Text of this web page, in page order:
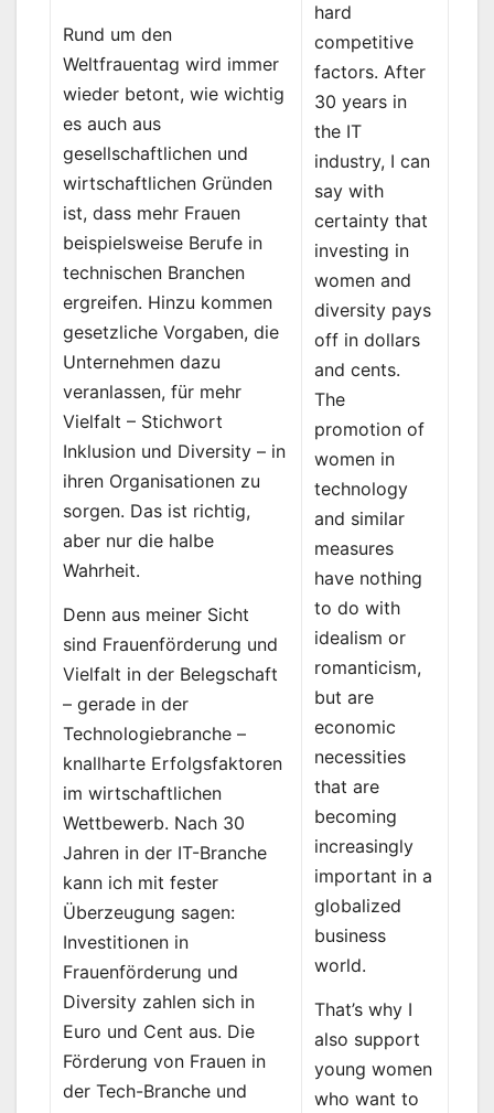
Rund um den
Weltfrauentag wird immer
wieder betont, wie wichtig
es auch aus
gesellschaftlichen und
wirtschaftlichen Gründen
ist, dass mehr Frauen
beispielsweise Berufe in
technischen Branchen
ergreifen. Hinzu kommen
gesetzliche Vorgaben, die
Unternehmen dazu
veranlassen, für mehr
Vielfalt – Stichwort
Inklusion und Diversity – in
ihren Organisationen zu
sorgen. Das ist richtig,
aber nur die halbe
Wahrheit.
Denn aus meiner Sicht
sind Frauenförderung und
Vielfalt in der Belegschaft
– gerade in der
Technologiebranche –
knallharte Erfolgsfaktoren
im wirtschaftlichen
Wettbewerb. Nach 30
Jahren in der IT-Branche
kann ich mit fester
Überzeugung sagen:
Investitionen in
Frauenförderung und
Diversity zahlen sich in
Euro und Cent aus. Die
Förderung von Frauen in
der Tech-Branche und
hard
competitive
factors. After
30 years in
the IT
industry, I can
say with
certainty that
investing in
women and
diversity pays
off in dollars
and cents.
The
promotion of
women in
technology
and similar
measures
have nothing
to do with
idealism or
romanticism,
but are
economic
necessities
that are
becoming
increasingly
important in a
globalized
business
world.
That’s why I
also support
young women
who want to